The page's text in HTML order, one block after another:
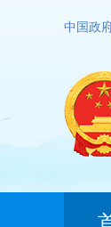
中国政